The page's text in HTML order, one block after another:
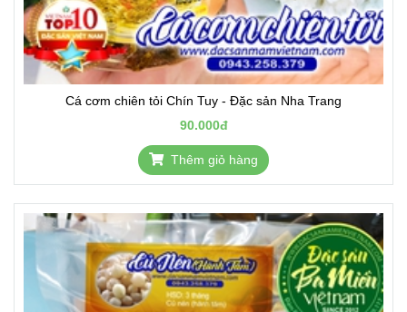
Cá cơm chiên tỏi Chín Tuy - Đặc sản Nha Trang
90.000đ
Thêm giỏ hàng